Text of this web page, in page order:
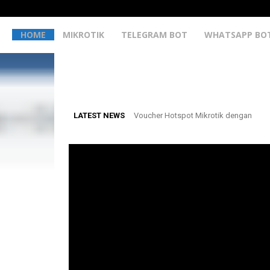
HOME MIKROTIK TELEGRAM BOT WHATSAPP
LATEST NEWSVoucher Hotspot Mikrotik dengan
Membuat WhatsApp Gateway untuk